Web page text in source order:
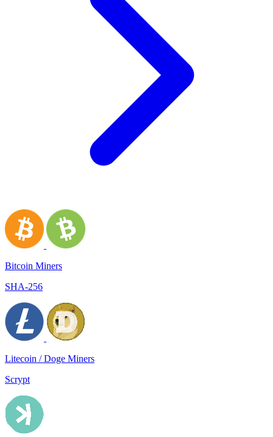
Bitcoin Miners
SHA-256
Litecoin / Doge Miners
Scrypt